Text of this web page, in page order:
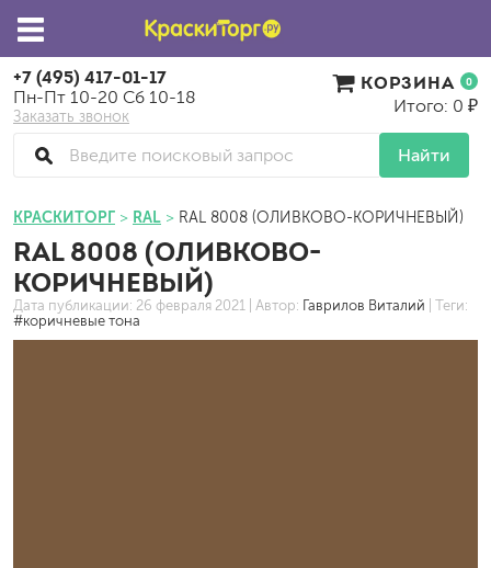
+7 (495) 417-01-17
Пн-Пт 10-20 Сб 10-18
Заказать звонок
Найти
КОРЗИНА 0
Итого: 0 ₽
КРАСКИТОРГ RAL RAL 8008 (ОЛИВКОВО-КОРИЧНЕВЫЙ)
RAL 8008 (ОЛИВКОВО-
КОРИЧНЕВЫЙ)
Дата публикации: 26 февраля 2021 | Автор: Гаврилов Виталий | Теги:
#коричневые тона